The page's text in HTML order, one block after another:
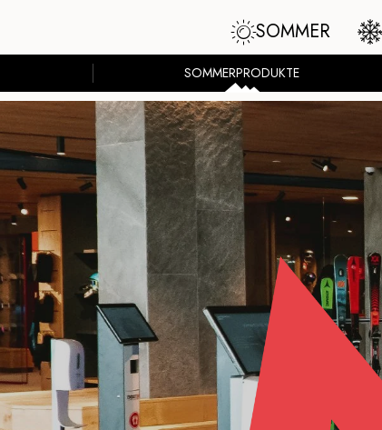
SOMMER
SOMMERPRODUKTE